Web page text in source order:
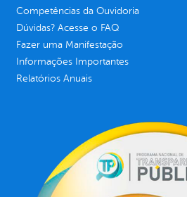
Competências da Ouvidoria
Dúvidas? Acesse o FAQ
Fazer uma Manifestação
Informações Importantes
Relatórios Anuais